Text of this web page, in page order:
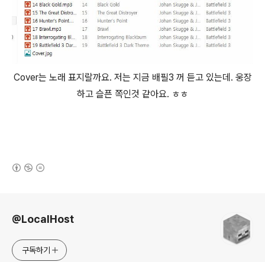
Cover는 노래 표지랄까요. 저는 지금 배필3 꺼 듣고 있는데. 웅장
하고 슬픈 쪽인것 같아요. ㅎㅎ
@LocalHost
구독하기